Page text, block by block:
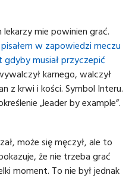
mie powinien grać.
w zapowiedzi meczu
gdyby musiał przyczepić
karnego, walczył
z krwi i kości. Symbol Interu.
„leader by example”.
może się męczył, ale to
że nie trzeba grać
moment. To nie był jednak